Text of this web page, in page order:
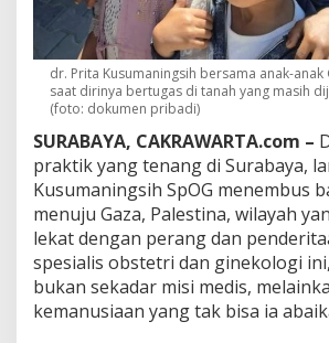
P
r
i
t
a
e
n
j
a
w
a
b
P
a
n
dr. Prita Kusumaningsih bersama anak-anak
saat dirinya bertugas di tanah yang masih
(foto: dokumen pribadi)
SURABAYA, CAKRAWARTA.com –
praktik yang tenang di Surabaya,
Kusumaningsih SpOG menembus
menuju Gaza, Palestina, wilayah
lekat dengan perang dan
spesialis obstetri dan ginekologi
bukan sekadar misi medis,
kemanusiaan yang tak bisa ia